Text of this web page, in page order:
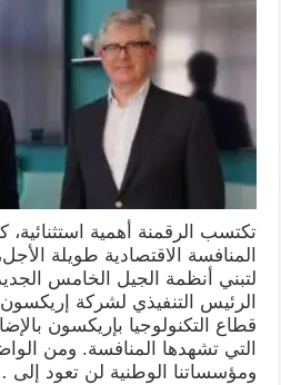
تكتسب الرقمنة أهمية
المنافسة الاقتصادية طويلة
لتبني أنظمة الجيل الخامس
الرئيس التنفيذي لشركة
قطاع التكنولوجيا بإريكسون
التي تشهدها المنافسة. ومن
ومؤسساتنا الوطنية لن تعود إلى